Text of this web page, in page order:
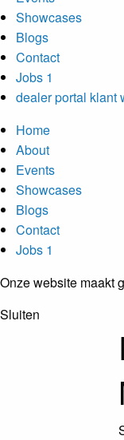
Showcases
Blogs
Contact
Jobs 1
dealer portal klant
Home
About
Events
Showcases
Blogs
Contact
Jobs 1
Onze website maakt
Sluiten